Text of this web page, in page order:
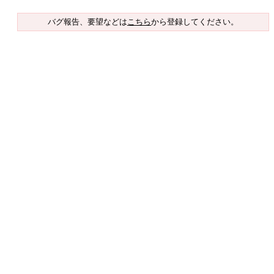
バグ報告、要望などはこちらから登録してください。